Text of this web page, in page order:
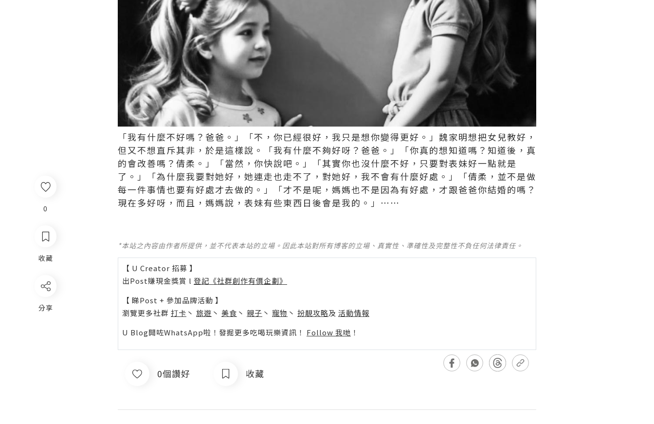
0
收藏
分享
「我有什麼不好嗎？爸爸。」「不，你已經很好，我只是想你變得更好。」魏家明想把女兒教好，
但又不想直斥其非，於是這樣說。「我有什麼不夠好呀？爸爸。」「你真的想知道嗎？知道後，真
的會改善嗎？倩柔。」「當然，你快說吧。」「其實你也沒什麼不好，只要對表妹好一點就是
了。」「為什麼我要對她好，她連走也走不了，對她好，我不會有什麼好處。」「倩柔，並不是做
每一件事情也要有好處才去做的。」「才不是呢，媽媽也不是因為有好處，才跟爸爸你結婚的嗎？
現在多好呀，而且，媽媽說，表妹有些東西日後會是我的。」⋯⋯
*本站之內容由作者所提供，並不代表本站的立場。因此本站對所有博客的立場、真實性、準確性及完整性不負任何法律責任。
【 U Creator 招募 】
出Post賺現金獎賞 l 登記《社群創作有價企劃》
【 睇Post + 參加品牌活動 】
瀏覽更多社群 打卡 丶 旅遊 丶 美食 丶 親子 丶 寵物 丶 扮靚攻略及 活動情報
U Blog開咗WhatsApp啦！發掘更多吃喝玩樂資訊！ Follow 我哋 ！
0個讚好 收藏